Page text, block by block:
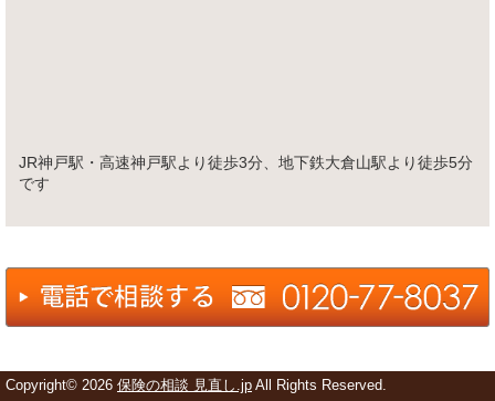
JR神戸駅・高速神戸駅より徒歩3分、地下鉄大倉山駅より徒歩5分
です
Copyright© 2026 保険の相談 見直し.jp All Rights Reserved.